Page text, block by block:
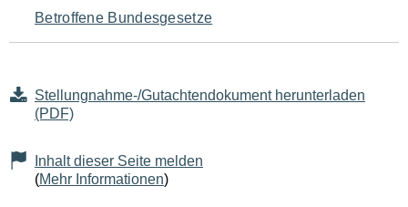
Betroffene Bundesgesetze
Stellungnahme-/Gutachtendokument herunterladen
(PDF)
Inhalt dieser Seite melden
(Mehr Informationen)